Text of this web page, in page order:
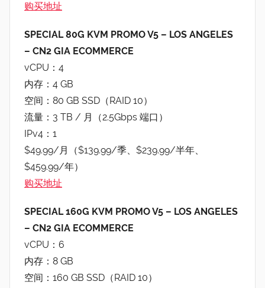
购买地址
SPECIAL 80G KVM PROMO V5 – LOS ANGELES
– CN2 GIA ECOMMERCE
vCPU：4
内存：4 GB
空间：80 GB SSD（RAID 10）
流量：3 TB / 月（2.5Gbps 端口）
IPv4：1
$49.99/月（$139.99/季、$239.99/半年、
$459.99/年）
购买地址
SPECIAL 160G KVM PROMO V5 – LOS ANGELES
– CN2 GIA ECOMMERCE
vCPU：6
内存：8 GB
空间：160 GB SSD（RAID 10）